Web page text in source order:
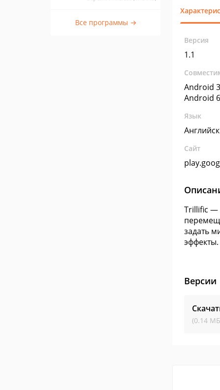
Все программы →
Версия
1.1
Android
Android
Язык
Сайт
Trillific —
задать
эффекты.
Версии
(0.14